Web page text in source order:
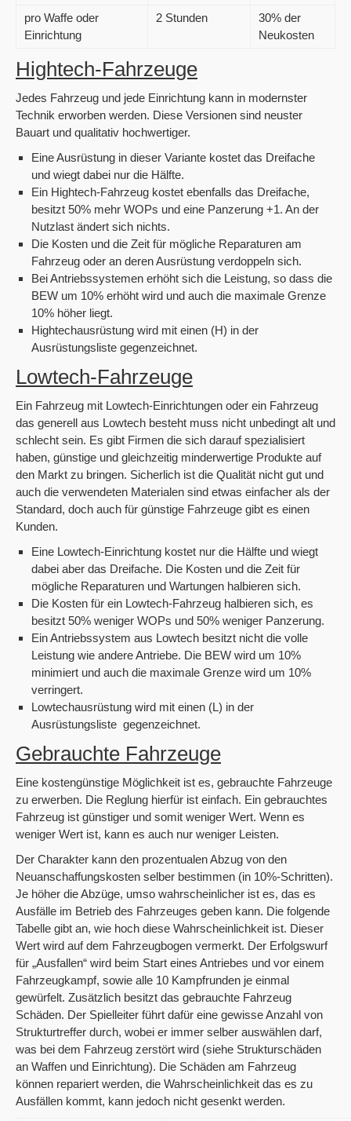
pro Waffe oder
Einrichtung
2 Stunden
30% der
Neukosten
Hightech-Fahrzeuge
Jedes Fahrzeug und jede Einrichtung kann in modernster
Technik erworben werden. Diese Versionen sind neuster
Bauart und qualitativ hochwertiger.
Eine Ausrüstung in dieser Variante kostet das Dreifache
und wiegt dabei nur die Hälfte.
Ein Hightech-Fahrzeug kostet ebenfalls das Dreifache,
besitzt 50% mehr WOPs und eine Panzerung +1. An der
Nutzlast ändert sich nichts.
Die Kosten und die Zeit für mögliche Reparaturen am
Fahrzeug oder an deren Ausrüstung verdoppeln sich.
Bei Antriebssystemen erhöht sich die Leistung, so dass die
BEW um 10% erhöht wird und auch die maximale Grenze
10% höher liegt.
Hightechausrüstung wird mit einen (H) in der
Ausrüstungsliste gegenzeichnet.
Lowtech-Fahrzeuge
Ein Fahrzeug mit Lowtech-Einrichtungen oder ein Fahrzeug
das generell aus Lowtech besteht muss nicht unbedingt alt und
schlecht sein. Es gibt Firmen die sich darauf spezialisiert
haben, günstige und gleichzeitig minderwertige Produkte auf
den Markt zu bringen. Sicherlich ist die Qualität nicht gut und
auch die verwendeten Materialen sind etwas einfacher als der
Standard, doch auch für günstige Fahrzeuge gibt es einen
Kunden.
Eine Lowtech-Einrichtung kostet nur die Hälfte und wiegt
dabei aber das Dreifache. Die Kosten und die Zeit für
mögliche Reparaturen und Wartungen halbieren sich.
Die Kosten für ein Lowtech-Fahrzeug halbieren sich, es
besitzt 50% weniger WOPs und 50% weniger Panzerung.
Ein Antriebssystem aus Lowtech besitzt nicht die volle
Leistung wie andere Antriebe. Die BEW wird um 10%
minimiert und auch die maximale Grenze wird um 10%
verringert.
Lowtechausrüstung wird mit einen (L) in der
Ausrüstungsliste gegenzeichnet.
Gebrauchte Fahrzeuge
Eine kostengünstige Möglichkeit ist es, gebrauchte Fahrzeuge
zu erwerben. Die Reglung hierfür ist einfach. Ein gebrauchtes
Fahrzeug ist günstiger und somit weniger Wert. Wenn es
weniger Wert ist, kann es auch nur weniger Leisten.
Der Charakter kann den prozentualen Abzug von den
Neuanschaffungskosten selber bestimmen (in 10%-Schritten).
Je höher die Abzüge, umso wahrscheinlicher ist es, das es
Ausfälle im Betrieb des Fahrzeuges geben kann. Die folgende
Tabelle gibt an, wie hoch diese Wahrscheinlichkeit ist. Dieser
Wert wird auf dem Fahrzeugbogen vermerkt. Der Erfolgswurf
für „Ausfallen“ wird beim Start eines Antriebes und vor einem
Fahrzeugkampf, sowie alle 10 Kampfrunden je einmal
gewürfelt. Zusätzlich besitzt das gebrauchte Fahrzeug
Schäden. Der Spielleiter führt dafür eine gewisse Anzahl von
Strukturtreffer durch, wobei er immer selber auswählen darf,
was bei dem Fahrzeug zerstört wird (siehe Strukturschäden
an Waffen und Einrichtung). Die Schäden am Fahrzeug
können repariert werden, die Wahrscheinlichkeit das es zu
Ausfällen kommt, kann jedoch nicht gesenkt werden.